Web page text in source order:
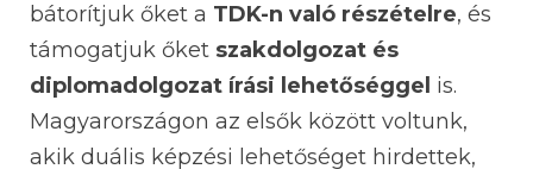
bátorítjuk őket a TDK-n való részételre, és
támogatjuk őket szakdolgozat és
diplomadolgozat írási lehetőséggel is.
Magyarországon az elsők között voltunk,
akik duális képzési lehetőséget hirdettek,